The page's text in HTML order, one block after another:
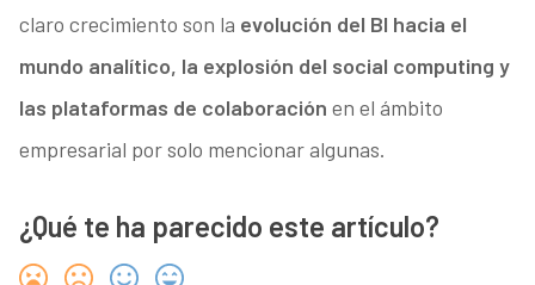
claro crecimiento son la evolución del BI hacia el
mundo analítico, la explosión del social computing y
las plataformas de colaboración en el ámbito
empresarial por solo mencionar algunas.
¿Qué te ha parecido este artículo?